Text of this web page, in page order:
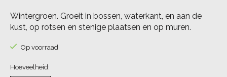
Wintergroen. Groeit in bossen, waterkant, en aan de
kust, op rotsen en stenige plaatsen en op muren.
Op voorraad
Hoeveelheid: